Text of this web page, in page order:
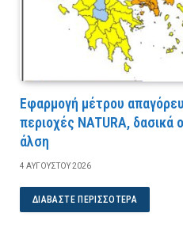
Εφαρμογή μέτρου
περιοχές NATURA, δασικά
άλση
4 ΑΥΓΟΎΣΤΟΥ 2026
ΔΙΑΒΆΣΤΕ ΠΕΡΙΣΣΌΤΕΡΑ